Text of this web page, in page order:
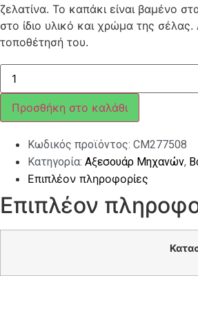
ζελατίνα. Το καπάκι είναι βαμένο
στο ίδιο υλικό και χρώμα της
τοποθέτησή του.
ΒΑΛΙΤΣΑΚΙ
ΒEVERLY
300
37LT
ΛΕΥΚΟ
505/A
Προσθήκη στο καλάθι
Κωδικός προϊόντος: CM277508
Κατηγορία: Αξεσουάρ Μηχανών,
Επιπλέον πληροφορίες
Επιπλέον